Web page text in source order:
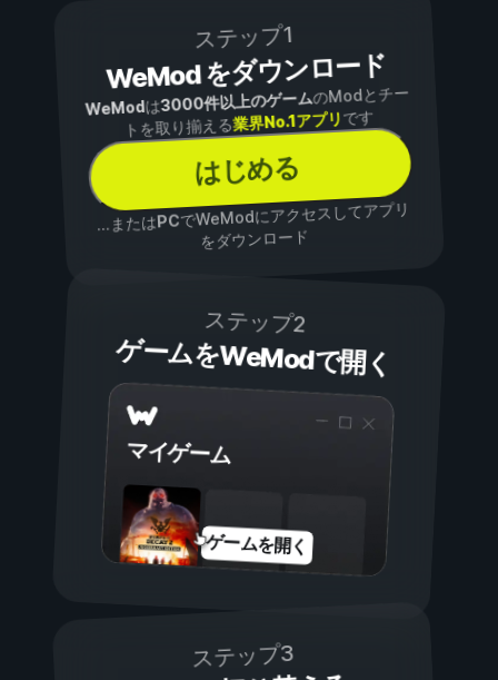
ステップ1
WeMod をダウンロード
WeModは3000件以上のゲームのModとチー
トを取り揃える業界No.1アプリです
はじめる
...またはPCでWeModにアクセスしてアプリ
をダウンロード
ステップ2
ゲームをWeModで開く
マイゲーム
ゲームを開く
ステップ3